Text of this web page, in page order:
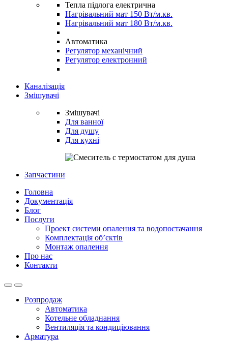
Тепла підлога електрична
Нагрівальний мат 150 Вт/м.кв.
Нагрівальний мат 180 Вт/м.кв.
Автоматика
Регулятор механічний
Регулятор електронний
Каналізація
Змішувачі
Змішувачі
Для ванної
Для душу
Для кухні
Запчастини
Головна
Документація
Блог
Послуги
Проект системи опалення та водопостачання
Комплектація об’єктів
Монтаж опалення
Про нас
Контакти
OpenClose
Розпродаж
Автоматика
Котельне обладнання
Вентиляція та кондиціювання
Арматура